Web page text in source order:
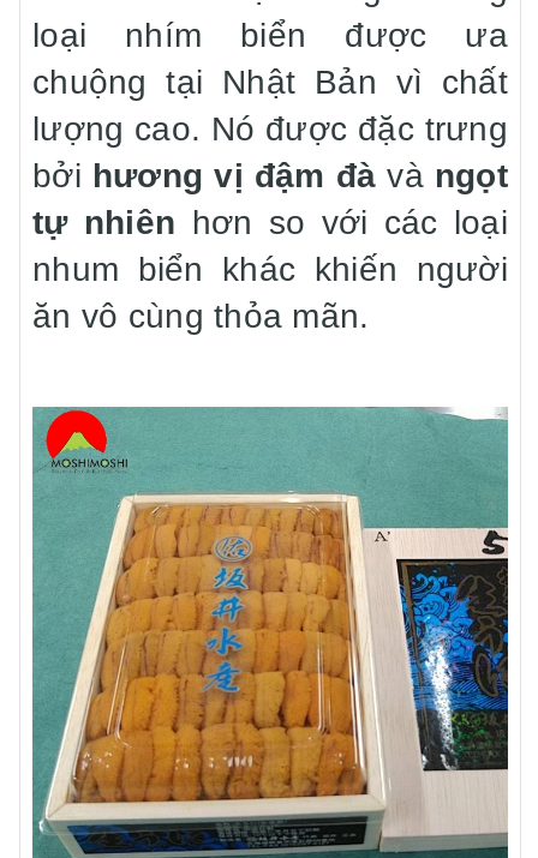
loại nhím biển được ưa
chuộng tại Nhật Bản vì chất
lượng cao. Nó được đặc trưng
bởi hương vị đậm đà và ngọt
tự nhiên hơn so với các loại
nhum biển khác khiến người
ăn vô cùng thỏa mãn.